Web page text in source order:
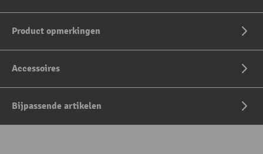
Product opmerkingen
Accessoires
Bijpassende artikelen